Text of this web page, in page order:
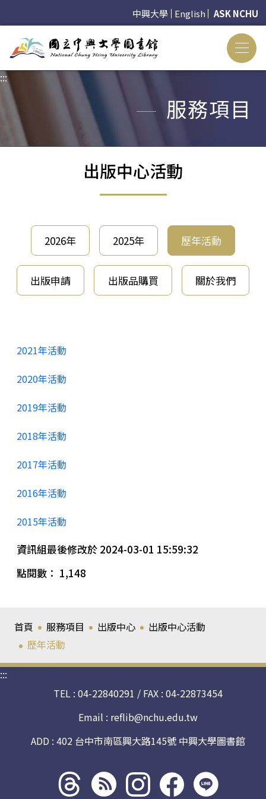
中興大學 English ASK NCHU
:::
服務項目
出版中心活動
2026年 2025年 歷年活動
出版申請 出版品購買 關於我們
2021年活動
2020年活動
2019年活動
2018年活動
2017年活動
2016年活動
2015年活動
資訊組最後修改於 2024-03-01 15:59:32
點閱數： 1,148
首頁 服務項目 出版中心
出版中心活動
歷年活動
:::
TEL : 04-22840291 / FAX : 04-22873454
Email : reflib@nchu.edu.tw
ADD : 402 台中市南區興大路145號 中興大學圖書館
Threads
社群
rss社
群
instagram
社群
facebook
社群
line社
群